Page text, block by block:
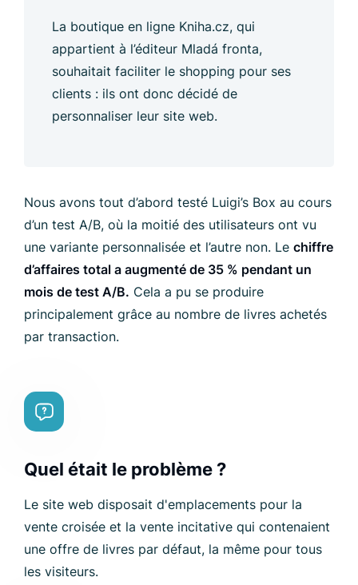
La boutique en ligne Kniha.cz, qui
appartient à l’éditeur Mladá fronta,
souhaitait faciliter le shopping pour ses
clients : ils ont donc décidé de
personnaliser leur site web.
Nous avons tout d’abord testé Luigi’s Box au cours
d’un test A/B, où la moitié des utilisateurs ont vu
une variante personnalisée et l’autre non. Le chiffre
d’affaires total a augmenté de 35 % pendant un
mois de test A/B. Cela a pu se produire
principalement grâce au nombre de livres achetés
par transaction.
Quel était le problème ?
Le site web disposait d'emplacements pour la
vente croisée et la vente incitative qui contenaient
une offre de livres par défaut, la même pour tous
les visiteurs.